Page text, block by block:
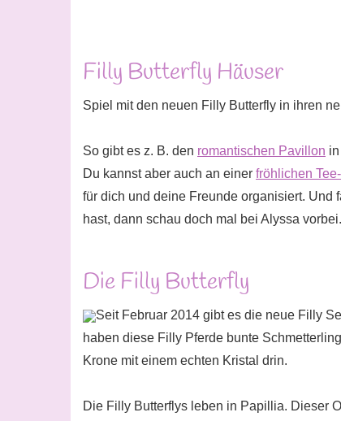
Filly Butterfly Häuser
Spiel mit den neuen Filly Butterfly in ihren
So gibt es z. B. den romantischen Pavillon
Du kannst aber auch an einer fröhlichen
für dich und deine Freunde organisiert. Und
hast, dann schau doch mal bei Alyssa
Die Filly Butterfly
Seit Februar 2014 gibt es die neue Filly
haben diese Filly Pferde bunte
Krone mit einem echten Kristal drin.
Die Filly Butterflys leben in Papillia. Dieser